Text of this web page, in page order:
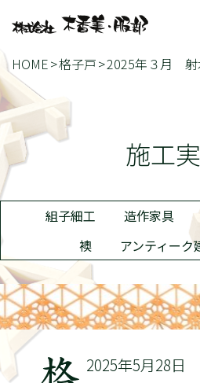
HOME 格子戸 2025年３月 射
施工
組子細工 造作家具
襖
アンティーク
2025年5月28日